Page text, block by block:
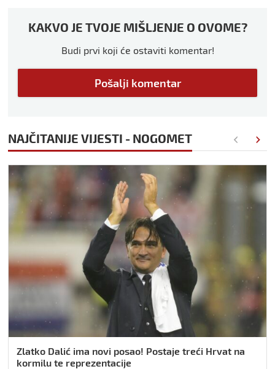
KAKVO JE TVOJE MIŠLJENJE O OVOME?
Budi prvi koji će ostaviti komentar!
Pošalji komentar
NAJČITANIJE VIJESTI - NOGOMET
Zlatko Dalić ima novi posao! Postaje treći Hrvat na
kormilu te reprezentacije